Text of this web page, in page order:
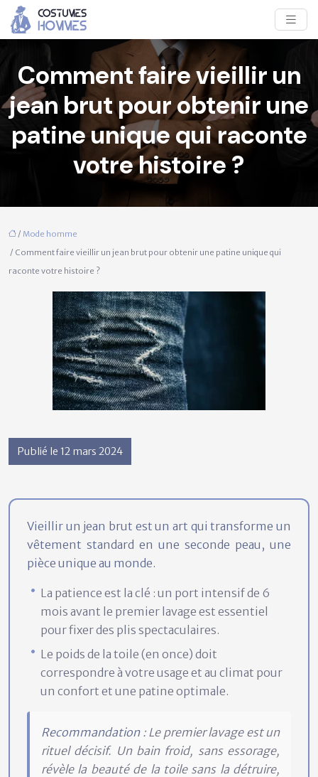
Comment faire vieillir un
jean brut pour obtenir une
patine unique qui raconte
votre histoire ?
/ Mode homme
/ Comment faire vieillir un jean brut pour obtenir une patine unique qui
raconte votre histoire ?
Publié le 12 mars 2024
Vieillir un jean brut est un art qui transforme un
vêtement standard en une seconde peau, une
pièce unique au monde.
La patience est la clé : un port intensif de 6
mois avant le premier lavage est essentiel
pour fixer des plis spectaculaires.
Le poids de la toile (en once) doit
correspondre à votre usage et au climat pour
un confort et une patine optimale.
Recommandation :Le premier lavage est un
rituel décisif. Un bain froid, sans essorage,
révèle la beauté de la toile sans la détruire,